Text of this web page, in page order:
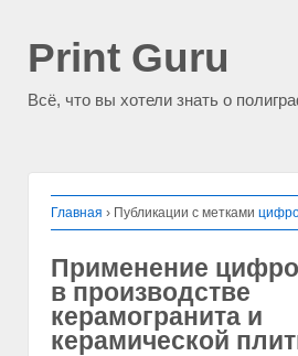
Print Guru
Всё, что вы хотели знать о
Главная › Публикации с метками
Применение
в производстве
керамогранита и
керамической